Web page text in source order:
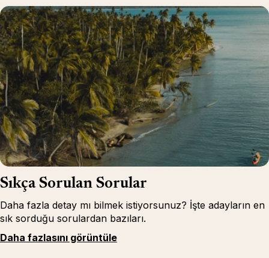
Sıkça Sorulan Sorular
Daha fazla detay mı bilmek istiyorsunuz? İşte adayların en
sık sorduğu sorulardan bazıları.
Daha fazlasını görüntüle